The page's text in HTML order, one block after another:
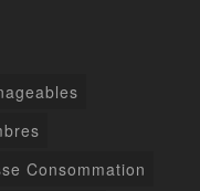
Consommation